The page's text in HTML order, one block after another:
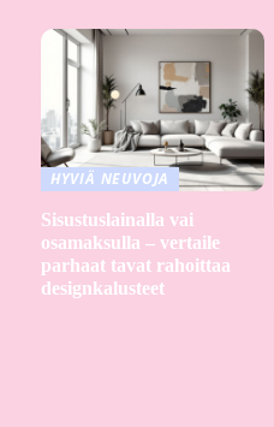
HYVIÄ NEUVOJA
Sisustuslainalla vai
osamaksulla – vertaile
parhaat tavat rahoittaa
designkalusteet